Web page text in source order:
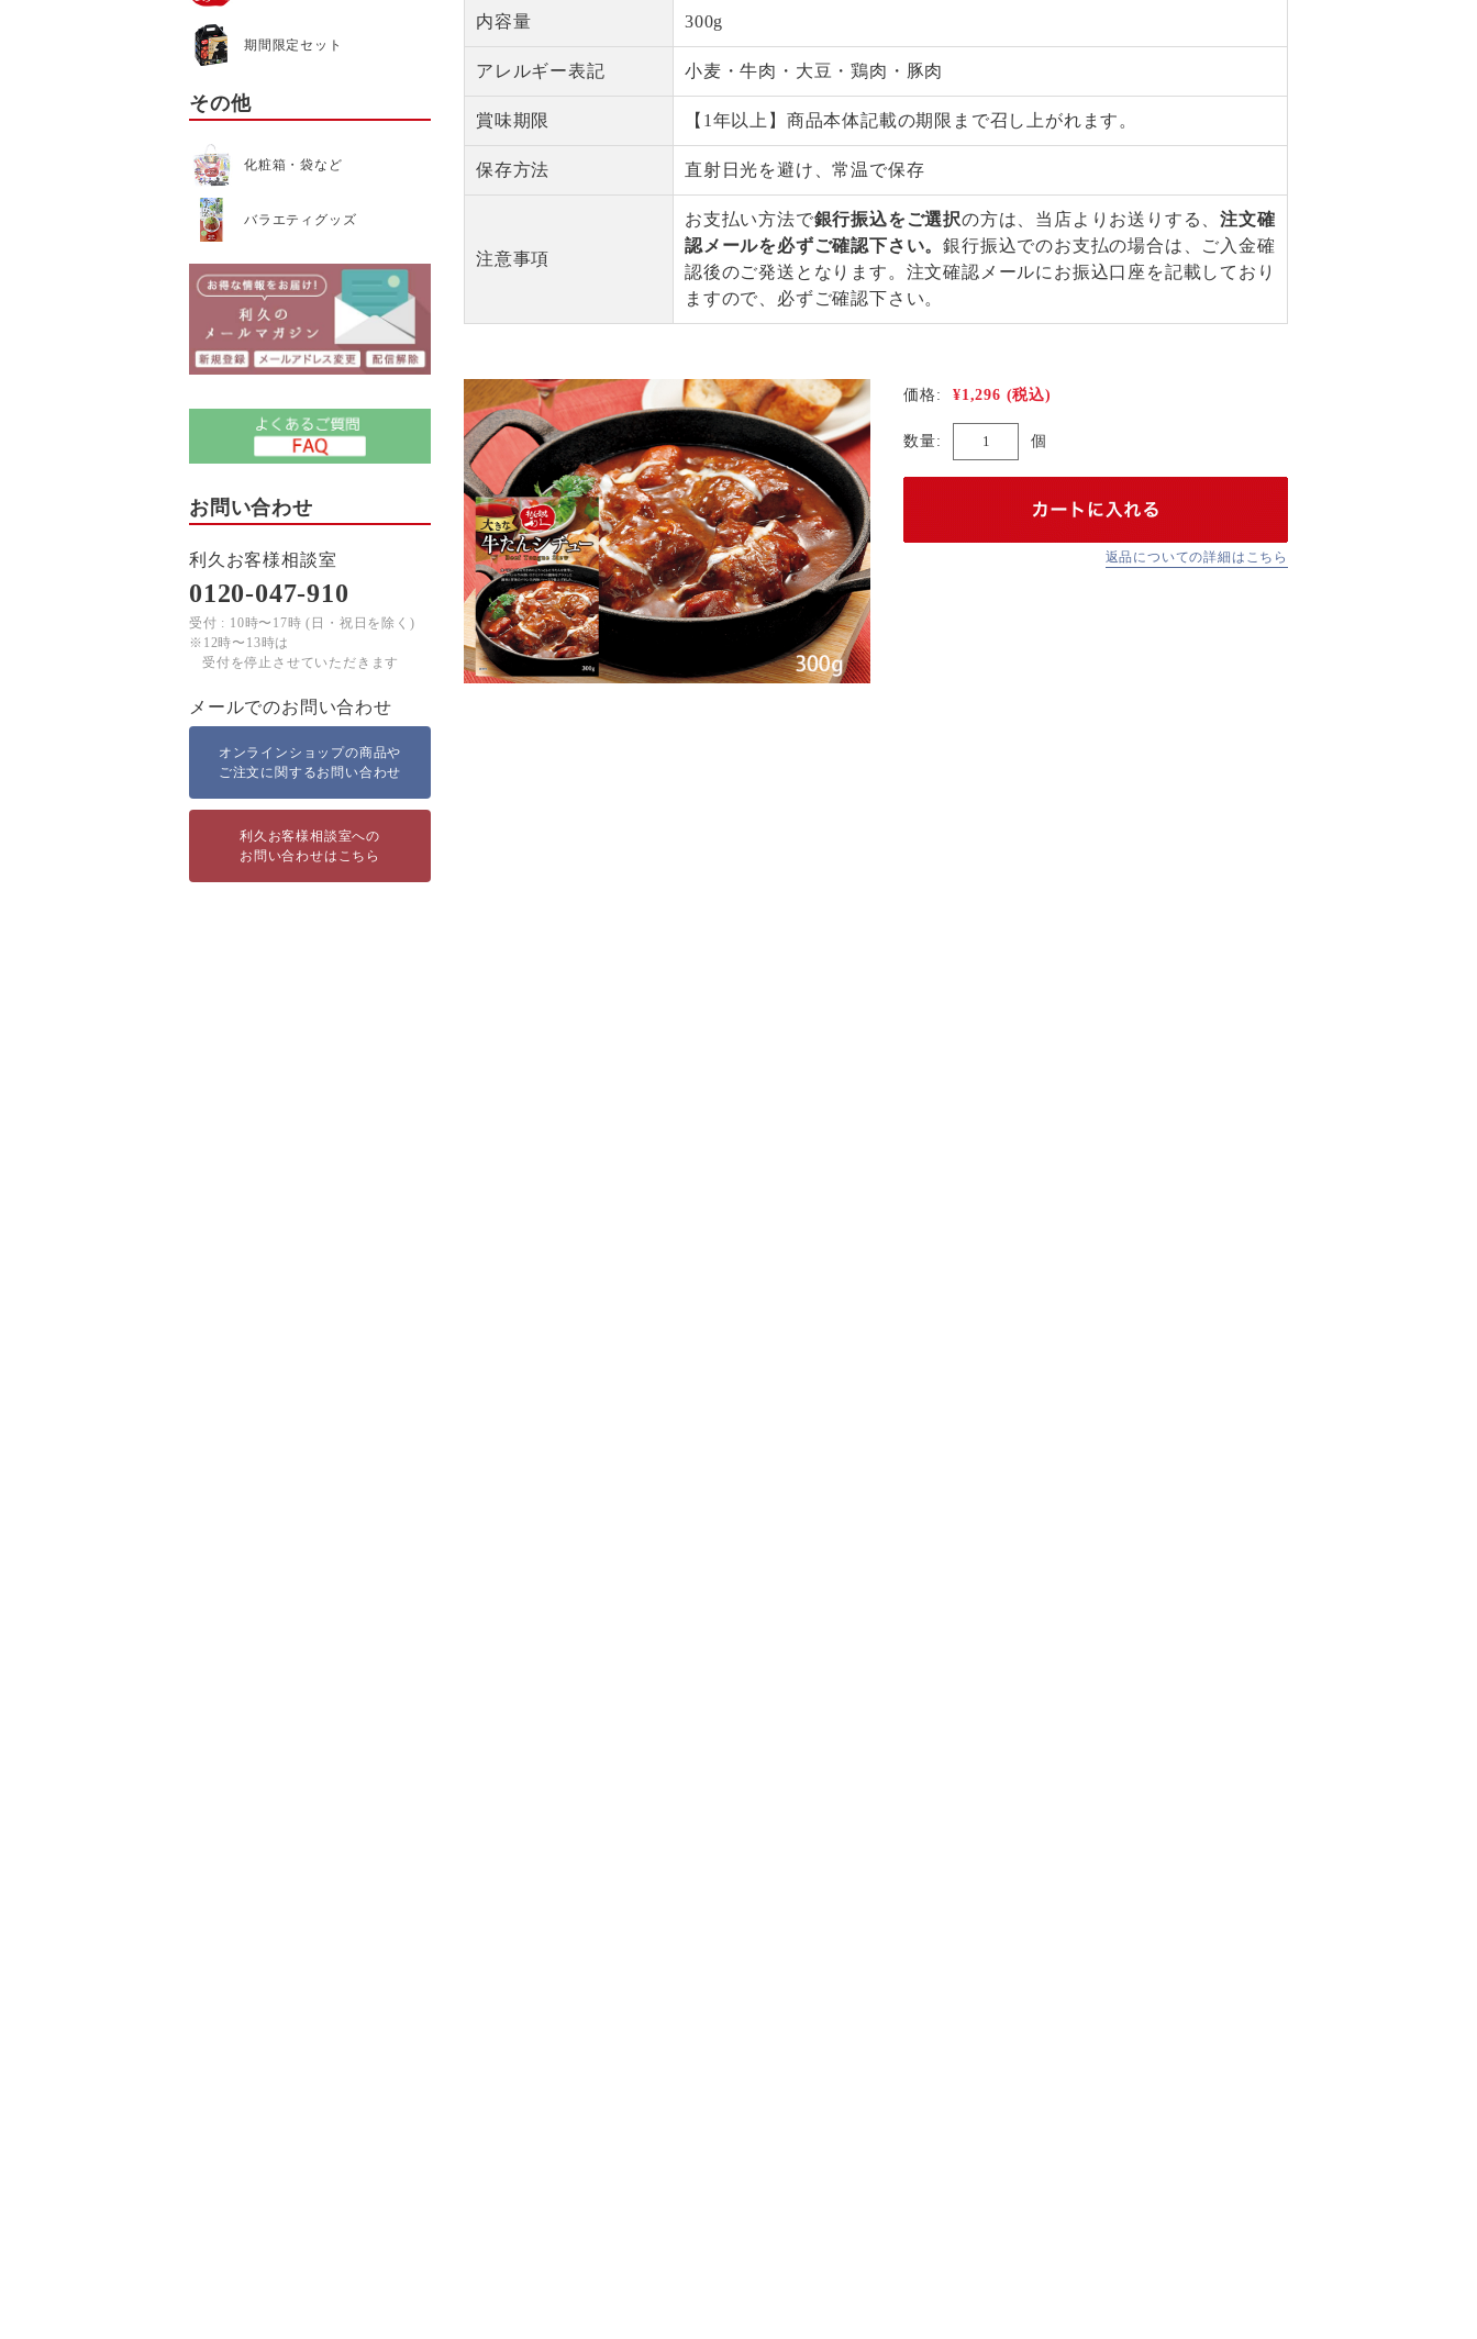
内容量 300g
アレルギー表記 小麦・牛肉・大豆・鶏肉・豚肉
賞味期限 【1年以上】商品本体記載の期限まで召し上がれます。
保存方法 直射日光を避け、常温で保存
注意事項
お支払い方法で銀行振込をご選択の方は、当店よりお送りする、注文確
認メールを必ずご確認下さい。銀行振込でのお支払の場合は、ご入金確
認後のご発送となります。注文確認メールにお振込口座を記載しており
ますので、必ずご確認下さい。
価格: ¥1,296 (税込)
数量: 個
返品についての詳細はこちら
期間限定セット
その他
化粧箱・袋など
バラエティグッズ
お問い合わせ
利久お客様相談室
0120-047-910
受付 : 10時〜17時 (日・祝日を除く)
※12時〜13時は
受付を停止させていただきます
メールでのお問い合わせ
オンラインショップの商品や
ご注文に関するお問い合わせ
利久お客様相談室への
お問い合わせはこちら